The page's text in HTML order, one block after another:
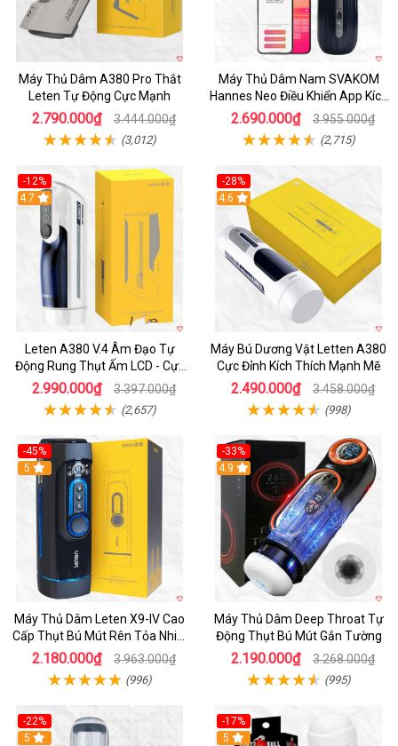
Máy Thủ Dâm A380 Pro Thắt
Leten Tự Động Cực Mạnh
2.790.000₫ 3.444.000₫
(3,012)
Máy Thủ Dâm Nam SVAKOM
Hannes Neo Điều Khiển App Kích
Thích
2.690.000₫ 3.955.000₫
(2,715)
-12%
Hot
4.7
Leten A380 V.4 Âm Đạo Tự
Động Rung Thụt Ấm LCD - Cực
Phê
2.990.000₫ 3.397.000₫
(2,657)
-28%
Hot
4.6
Máy Bú Dương Vật Letten A380
Cực Đỉnh Kích Thích Mạnh Mẽ
2.490.000₫ 3.458.000₫
(998)
-45%
Hot
5
Máy Thủ Dâm Leten X9-IV Cao
Cấp Thụt Bú Mút Rên Tỏa Nhiệt
Sạc Pin
2.180.000₫ 3.963.000₫
(996)
-33%
Hot
4.9
Máy Thủ Dâm Deep Throat Tự
Động Thụt Bú Mút Gắn Tường
2.190.000₫ 3.268.000₫
(995)
-22%
5
-17%
5